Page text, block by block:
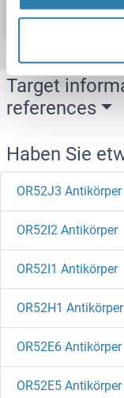
Target
references
Haben Sie
OR52J3 Antikörper
OR52I2 Antikörper
OR52I1 Antikörper
OR52H1 Antikörper
OR52E6 Antikörper
OR52E5 Antikörper